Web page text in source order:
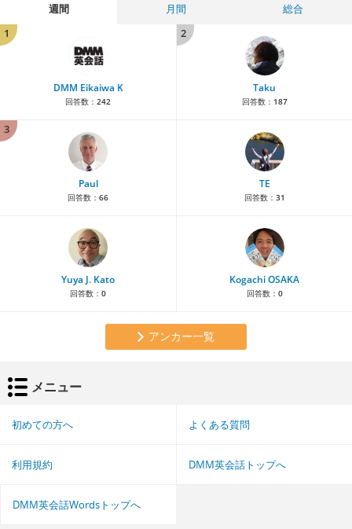
週間 月間
総合
1
DMM Eikaiwa K
回答数： 242
2
Taku
回答数： 187
3
Paul
回答数： 66
TE
回答数： 31
Yuya J. Kato
回答数： 0
Kogachi OSAKA
回答数： 0
アンカー一覧
メニュー
初めての方へ よくある質問
利用規約 DMM英会話トップへ
DMM英会話Wordsトップへ